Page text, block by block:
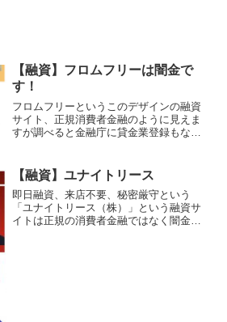
【融資】フロムフリーは闇金で
す！
フロムフリーというこのデザインの融資
サイト、正規消費者金融のように見えま
すが 調べると金融庁に貸金業登録もなし
のでまともにお金を借りることは出来ま
せんよ。詐欺などの被害に会う前に関わ
らないようにしてください。キャッシン
グするなら正規登録の貸金業者に
【融資】ユナイトリース
即日融資、来店不要、秘密厳守という
「ユナイトリース（株）」という融資サ
イトは正規の消費者金融ではなく闇金業